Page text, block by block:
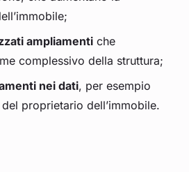
ampliamenti che
complessivo della struttura;
nei dati, per esempio
proprietario dell’immobile.